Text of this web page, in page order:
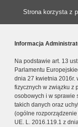
Strona korzysta z
Informacja
Na podstawie art. 13
Parlamentu
dnia 27 kwietnia 2016r.
fizycznych w związku z
osobowych i w sprawie
takich danych oraz
(ogólne
UE. L. 2016.119.1 z